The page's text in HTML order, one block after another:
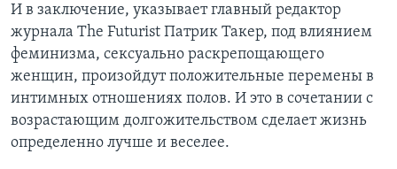
И в заключение, указывает главный редактор
журнала The Futurist Патрик Такер, под влиянием
феминизма, сексуально раскрепощающего
женщин, произойдут положительные перемены в
интимных отношениях полов. И это в сочетании с
возрастающим долгожительством сделает жизнь
определенно лучше и веселее.